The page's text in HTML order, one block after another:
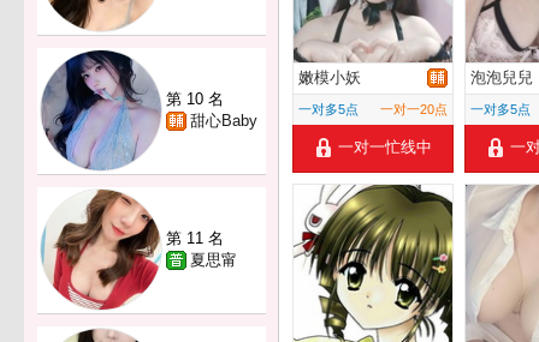
第 10 名
甜心Baby
第 11 名
夏思甯
嫩模小妖
一对多5点 一对一20点
一对一忙线中
泡泡兒兒
一对多5点
一